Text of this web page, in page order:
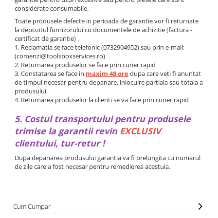
Seeger, coliere, suruburi, saibe,
piulite, arcuri, splinturi
Spray auto
Uleiuri, vaselina
Carucior pentru scule
Compresoare
Cutie si geanta de scule
Dulap de scule
Echipamente de incalzire spatii
Echipamente protectie & lucru
Masina de spalat cu ultrasunete
Masina de spalat piese
Piese schimb compresoare
Scaun si Pat
Tun de aer, Butelie aer
Uscator pentru aer comprimat
Masina verticala de gaurit
Pachet M12
Pachet M18
Pachet scule electrice
Pistol aer cald
Pistol de batut cuie si capsator
Polizor de banc
Redresor auto
Rola, tambur retractabil 220V
Scule electrice cu acumulatori
Scule electricieni auto
Scule electronisti
Scule lipit si cositorit
Tester instalatii electrice
Aparat sudura plastic
Cleste tinichigerie
Diverse scule si consumabile
sudura
Invertor sudura
Masini de taiat tabla
Pistol pneumatic de curatat cu ace
Presa hidraulica pentru caroserii
Presa indoit tevi
Presa redresat caroserii
Scule faltuit tabla
Scule parbrize
Scule, accesorii si consumabile
vopsitorii auto
Scule echilibrat roti
Set / tubulare antifurt si prezon
uzat
Trusa / Set tubulare pentru jenti
aluminiu
Vulcanizare mobila
considerate consumabile.
Toate produsele defecte in perioada de garantie vor fi returnate
la depozitul furnizorului cu documentele de achizitie (factura -
certificat de garantie) .
1. Reclamatia se face telefonic (0732904952) sau prin e-mail:
(comenzi@toolsboxservices.ro)
2. Returnarea produselor se face prin curier rapid
3. Constatarea se face in maxim 48 oredupa care veti fi anuntat
de timpul necesar pentru depanare, inlocuire partiala sau totala a
produsului.
4. Returnarea produselor la clienti se va face prin curier rapid
5. Costul transportului pentru produsele
trimise la garantii revin EXCLUSIV
clientului, tur-retur !
Dupa depanarea produsului garantia va fi prelungita cu numarul
de zile care a fost necesar pentru remedierea acestuia.
Cum Cumpar